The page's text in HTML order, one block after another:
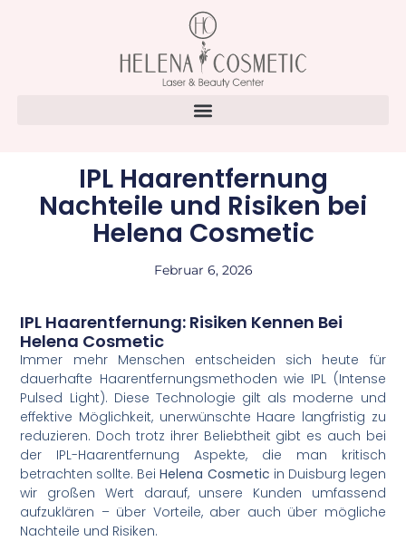
IPL Haarentfernung
Nachteile und Risiken bei
Helena Cosmetic
Februar 6, 2026
IPL Haarentfernung: Risiken Kennen Bei
Helena Cosmetic
Immer mehr Menschen entscheiden sich heute für
dauerhafte Haarentfernungsmethoden wie IPL (Intense
Pulsed Light). Diese Technologie gilt als moderne und
effektive Möglichkeit, unerwünschte Haare langfristig zu
reduzieren. Doch trotz ihrer Beliebtheit gibt es auch bei
der IPL-Haarentfernung Aspekte, die man kritisch
betrachten sollte. BeiHelena Cosmetic in Duisburg legen
wir großen Wert darauf, unsere Kunden umfassend
aufzuklären – über Vorteile, aber auch über mögliche
Nachteile und Risiken.